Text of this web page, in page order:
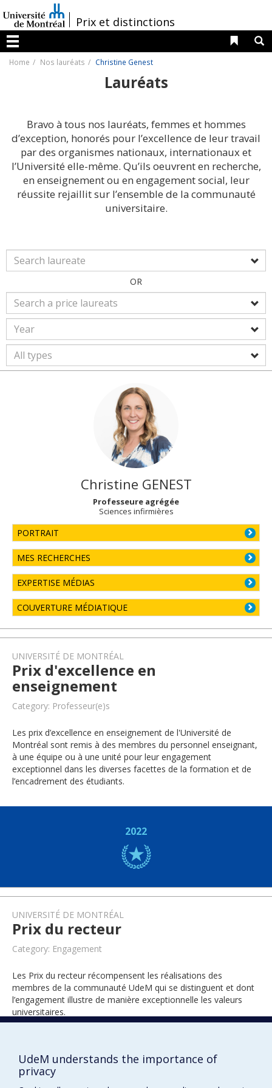
au
contenu
/Prix et distinctions
Menu
Liens
Home Nos lauréats Christine Genest
Lauréats
Bravo à tous nos lauréats, femmes et hommes
d’exception, honorés pour l’excellence de leur travail
par des organismes nationaux, internationaux et
l’Université elle-même. Qu’ils oeuvrent en recherche,
en enseignement ou en engagement social, leur
réussite rejaillit sur l’ensemble de la communauté
universitaire.
OR
Christine GENEST
Professeure agrégée
Sciences infirmières
PORTRAIT
MES RECHERCHES
EXPERTISE MÉDIAS
COUVERTURE MÉDIATIQUE
UNIVERSITÉ DE MONTRÉAL
Prix d'excellence en
enseignement
Category: Professeur(e)s
Les prix d’excellence en enseignement de l'Université de
Montréal sont remis à des membres du personnel enseignant,
à une équipe ou à une unité pour leur engagement
exceptionnel dans les diverses facettes de la formation et de
l’encadrement des étudiants.
2022
UNIVERSITÉ DE MONTRÉAL
Prix du recteur
Category: Engagement
Les Prix du recteur récompensent les réalisations des
membres de la communauté UdeM qui se distinguent et dont
l’engagement illustre de manière exceptionnelle les valeurs
universitaires.
2019
UdeM understands the importance of
privacy